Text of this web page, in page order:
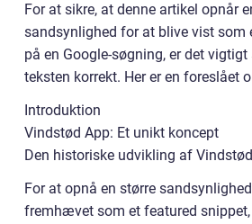
For at sikre, at denne artikel opnår
sandsynlighed for at blive vist som
på en Google-søgning, er det
teksten korrekt. Her er en foreslået
Introduktion
Vindstød App: Et unikt koncept
Den historiske udvikling af
For at opnå en større
fremhævet som et featured